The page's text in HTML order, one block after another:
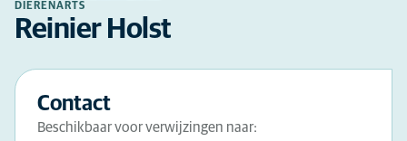
DIERENARTS
Reinier Holst
Contact
Beschikbaar voor verwijzingen naar: